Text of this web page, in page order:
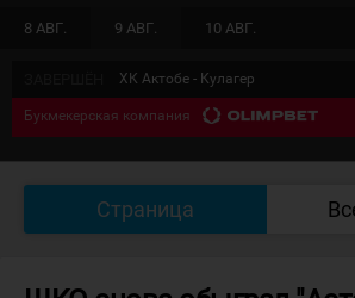
8 АВГ. 9 АВГ. 10 АВГ.
ХК Актобе - Кулагер
Букмекерская компания
Страница